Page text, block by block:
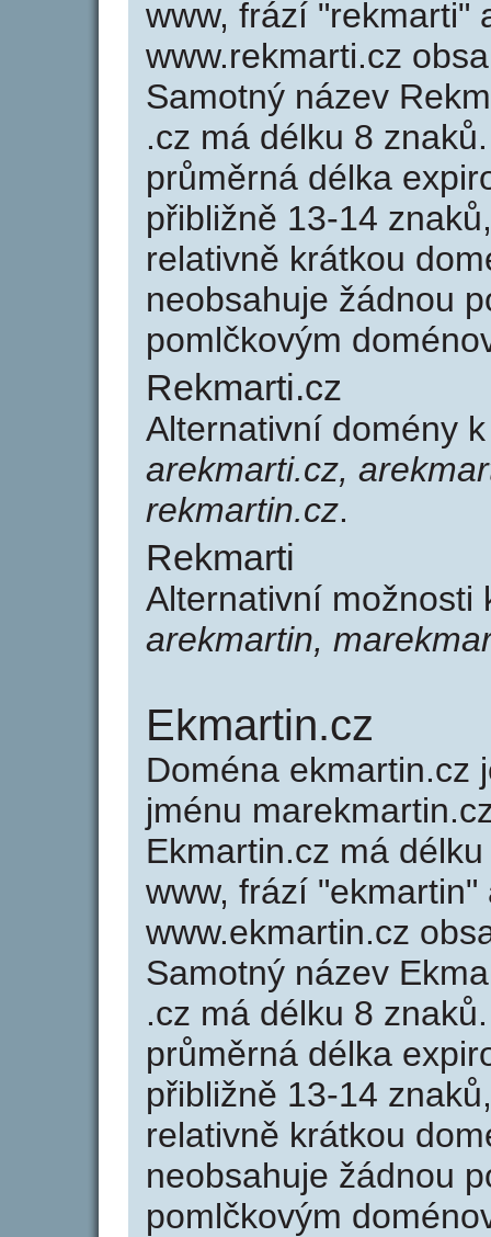
www, frází "rekmarti"
www.rekmarti.cz
Samotný název
.cz má délku 8
průměrná délka
přibližně 13-14
relativně krátkou
neobsahuje žádnou
pomlčkovým
Rekmarti.cz
Alternativní domény
arekmarti.cz,
rekmartin.cz.
Rekmarti
Alternativní
arekmartin,
Ekmartin.cz
Doména ekmartin.cz
jménu
Ekmartin.cz má
www, frází
www.ekmartin.cz
Samotný název
.cz má délku 8
průměrná délka
přibližně 13-14
relativně krátkou
neobsahuje žádnou
pomlčkovým